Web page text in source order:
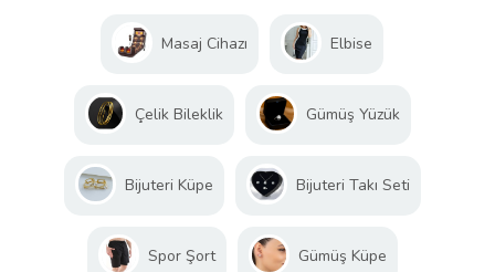
Masaj Cihazı Elbise
Çelik Bileklik Gümüş Yüzük
Bijuteri Küpe Bijuteri Takı Seti
Spor Şort Gümüş Küpe